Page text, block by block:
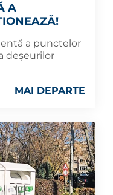
A
a punctelor
deșeurilor
MAI DEPARTE